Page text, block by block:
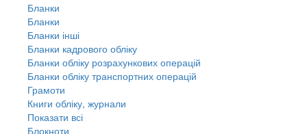
Бланки
Бланки
Бланки інші
Бланки кадрового обліку
Бланки обліку розрахункових операцій
Бланки обліку транспортних операцій
Грамоти
Книги обліку, журнали
Показати всі
Блокноти